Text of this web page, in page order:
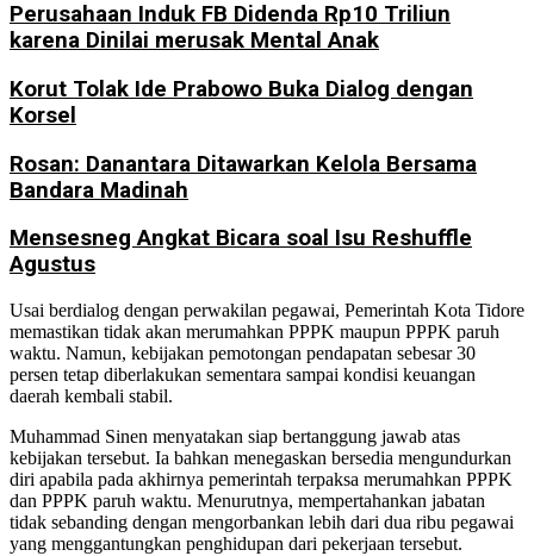
Perusahaan Induk FB Didenda Rp10 Triliun
karena Dinilai merusak Mental Anak
Korut Tolak Ide Prabowo Buka Dialog dengan
Korsel
Rosan: Danantara Ditawarkan Kelola Bersama
Bandara Madinah
Mensesneg Angkat Bicara soal Isu Reshuffle
Agustus
Usai berdialog dengan perwakilan pegawai, Pemerintah Kota Tidore
memastikan tidak akan merumahkan PPPK maupun PPPK paruh
waktu. Namun, kebijakan pemotongan pendapatan sebesar 30
persen tetap diberlakukan sementara sampai kondisi keuangan
daerah kembali stabil.
Muhammad Sinen menyatakan siap bertanggung jawab atas
kebijakan tersebut. Ia bahkan menegaskan bersedia mengundurkan
diri apabila pada akhirnya pemerintah terpaksa merumahkan PPPK
dan PPPK paruh waktu. Menurutnya, mempertahankan jabatan
tidak sebanding dengan mengorbankan lebih dari dua ribu pegawai
yang menggantungkan penghidupan dari pekerjaan tersebut.